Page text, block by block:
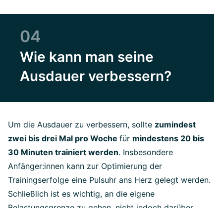
04
Wie kann man seine
Ausdauer verbessern?
Um die Ausdauer zu verbessern, sollte zumindest
zwei bis drei Mal pro Woche für mindestens 20 bis
30 Minuten trainiert werden. Insbesondere
Anfänger:innen kann zur Optimierung der
Trainingserfolge eine Pulsuhr ans Herz gelegt werden.
Schließlich ist es wichtig, an die eigene